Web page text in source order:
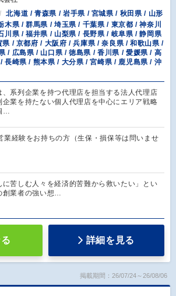
北海道 / 青森県 / 岩手県 / 宮城県 / 秋田県 / 山形
木県 / 群馬県 / 埼玉県 / 千葉県 / 東京都 / 神奈川
川県 / 福井県 / 山梨県 / 長野県 / 岐阜県 / 静岡県
/ 京都府 / 大阪府 / 兵庫県 / 奈良県 / 和歌山県 /
/ 広島県 / 山口県 / 徳島県 / 香川県 / 愛媛県 / 高
長崎県 / 熊本県 / 大分県 / 宮崎県 / 鹿児島県 / 沖
、系列企業を持つ代理店を担当する法人代理店
企業を持たない個人代理店を中心にエリア戦略
…
業経験をお持ちの方（生保・損保等は問いませ
に苦しむ人々を経済的苦難から救いたい」とい
創業者の強い想…
詳細を見る
掲載期間：26/07/24～26/08/06